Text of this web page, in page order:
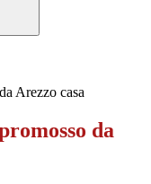
Arezzo casa
da